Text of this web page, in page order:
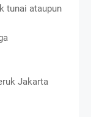
tunai ataupun
Jakarta